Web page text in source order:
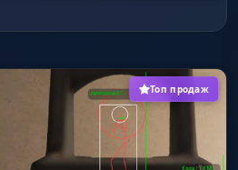
Топ продаж